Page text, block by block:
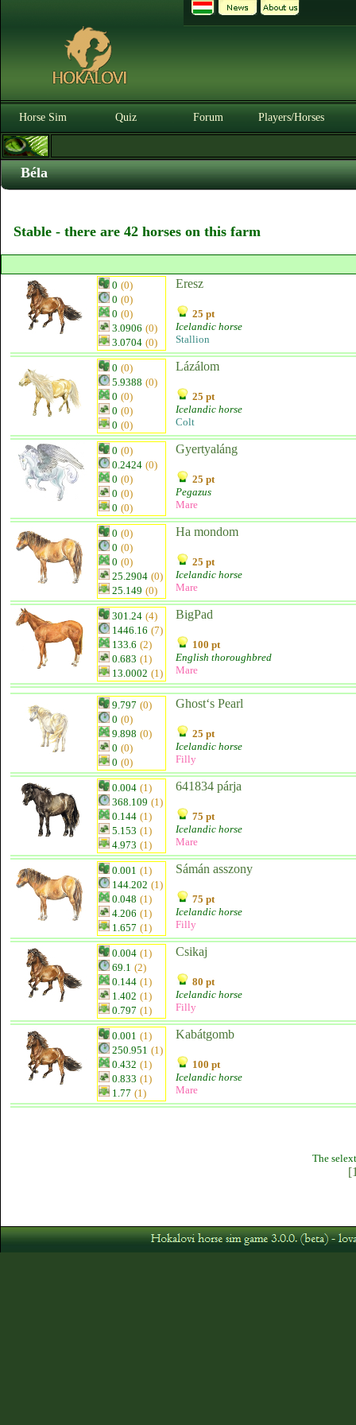
Horse Sim Quiz Forum Players/Horses
Béla
Stable - there are 42 horses on this farm
0 (0)
0 (0)
0 (0)
3.0906 (0)
3.0704 (0)
Eresz
25 pt
Icelandic horse
Stallion
0 (0)
5.9388 (0)
0 (0)
0 (0)
0 (0)
Lázálom
25 pt
Icelandic horse
Colt
0 (0)
0.2424 (0)
0 (0)
0 (0)
0 (0)
Gyertyaláng
25 pt
Pegazus
Mare
0 (0)
0 (0)
0 (0)
25.2904 (0)
25.149 (0)
Ha mondom
25 pt
Icelandic horse
Mare
301.24 (4)
1446.16 (7)
133.6 (2)
0.683 (1)
13.0002 (1)
BigPad
100 pt
English thoroughbred
Mare
9.797 (0)
0 (0)
9.898 (0)
0 (0)
0 (0)
Ghost‘s Pearl
25 pt
Icelandic horse
Filly
0.004 (1)
368.109 (1)
0.144 (1)
5.153 (1)
4.973 (1)
641834 párja
75 pt
Icelandic horse
Mare
0.001 (1)
144.202 (1)
0.048 (1)
4.206 (1)
1.657 (1)
Sámán asszony
75 pt
Icelandic horse
Filly
0.004 (1)
69.1 (2)
0.144 (1)
1.402 (1)
0.797 (1)
Csikaj
80 pt
Icelandic horse
Filly
0.001 (1)
250.951 (1)
0.432 (1)
0.833 (1)
1.77 (1)
Kabátgomb
100 pt
Icelandic horse
Mare
The